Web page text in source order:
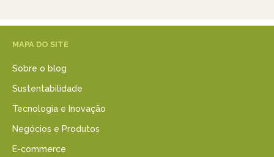
MAPA DO SITE
Sobre o blog
Sustentabilidade
Tecnologia e Inovação
Negócios e Produtos
E-commerce